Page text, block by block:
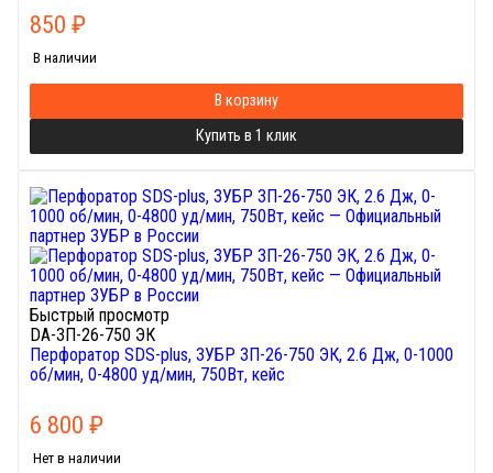
850 ₽
В наличии
В корзину
Купить в 1 клик
Быстрый просмотр
DA-ЗП-26-750 ЭК
Перфоратор SDS-plus, ЗУБР ЗП-26-750 ЭК, 2.6 Дж, 0-1000
об/мин, 0-4800 уд/мин, 750Вт, кейс
6 800 ₽
Нет в наличии